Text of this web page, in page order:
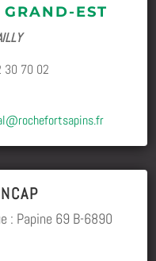
EST
30 70 02
: Papine 69 B-6890